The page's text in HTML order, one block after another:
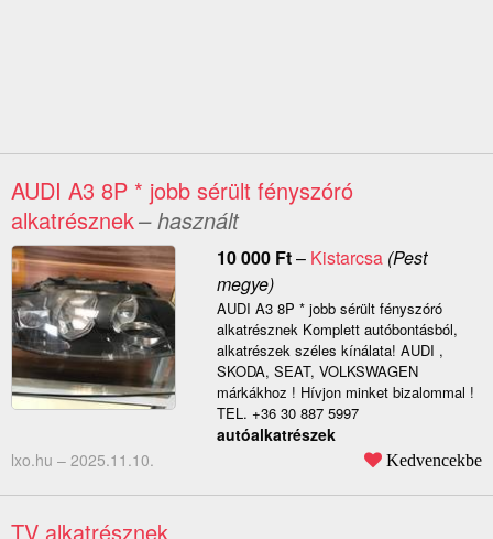
AUDI A3 8P * jobb sérült fényszóró
alkatrésznek– használt
10 000 Ft– Kistarcsa(Pest
megye)
AUDI A3 8P * jobb sérült fényszóró
alkatrésznek Komplett autóbontásból,
alkatrészek széles kínálata! AUDI ,
SKODA, SEAT, VOLKSWAGEN
márkákhoz ! Hívjon minket bizalommal !
TEL. +36 30 887 5997
autóalkatrészek
lxo.hu – 2025.11.10. Kedvencekbe
TV alkatrésznek